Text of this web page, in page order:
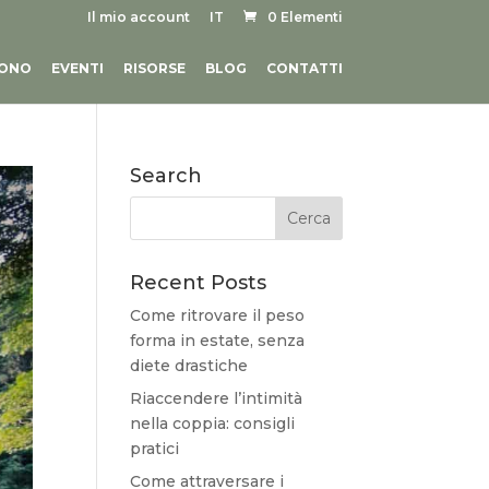
Il mio account IT 0 Elementi
EVENTI RISORSE BLOG CONTATTI
Search
Recent Posts
Come ritrovare il peso
forma in estate, senza
diete drastiche
Riaccendere l’intimità
nella coppia: consigli
pratici
Come attraversare i